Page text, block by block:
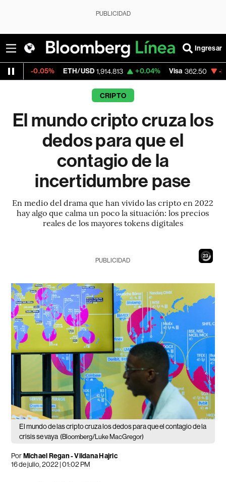
PUBLICIDAD
Ingresar
ETH/USD 1,914.813 +0.04% Visa 362.50 -2.15%
CRIPTO
El mundo cripto cruza los
dedos para que el
contagio de la
incertidumbre pase
En medio del drama que han vivido las cripto en 2022
hay algo que calma un poco la situación: los precios
reales de los mayores tokens digitales
22
PUBLICIDAD
El mundo de las cripto cruza los dedos para que el contagio de la
crisis se vaya (Bloomberg/Luke MacGregor)
PorMichael Regan - Vildana Hajric
16 de julio, 2022 | 01:02 PM